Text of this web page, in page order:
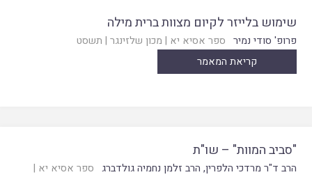
שימוש בלייזר לקיום מצוות ברית מילה
פרופ' סודי נמיר ספר אסיא יא | מכון שלזינגר | תשסט
קריאת המאמר
"סביב המוות" – שו"ת
הרב ד"ר מרדכי הלפרין, הרב זלמן נחמיה גולדברג ספר אסיא יא |